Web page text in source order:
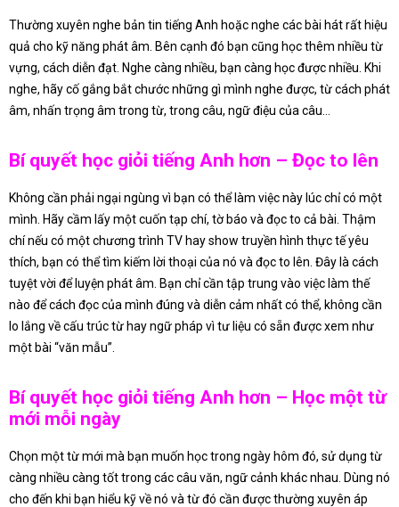
Thường xuyên nghe bản tin tiếng Anh hoặc nghe các bài hát rất hiệu
quả cho kỹ năng phát âm. Bên cạnh đó bạn cũng học thêm nhiều từ
vựng, cách diễn đạt. Nghe càng nhiều, bạn càng học được nhiều. Khi
nghe, hãy cố gắng bắt chước những gì mình nghe được, từ cách phát
âm, nhấn trọng âm trong từ, trong câu, ngữ điệu của câu…
Bí quyết học giỏi tiếng Anh hơn – Đọc to lên
Không cần phải ngại ngùng vì bạn có thể làm việc này lúc chỉ có một
mình. Hãy cầm lấy một cuốn tạp chí, tờ báo và đọc to cả bài. Thậm
chí nếu có một chương trình TV hay show truyền hình thực tế yêu
thích, bạn có thể tìm kiếm lời thoại của nó và đọc to lên. Đây là cách
tuyệt vời để luyện phát âm. Bạn chỉ cần tập trung vào việc làm thế
nào để cách đọc của mình đúng và diễn cảm nhất có thể, không cần
lo lắng về cấu trúc từ hay ngữ pháp vì tư liệu có sẵn được xem như
một bài “văn mẫu”.
Bí quyết học giỏi tiếng Anh hơn – Học một từ
mới mỗi ngày
Chọn một từ mới mà bạn muốn học trong ngày hôm đó, sử dụng từ
càng nhiều càng tốt trong các câu văn, ngữ cảnh khác nhau. Dùng nó
cho đến khi bạn hiểu kỹ về nó và từ đó cần được thường xuyên áp